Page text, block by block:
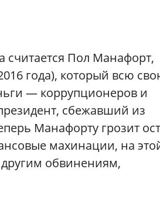
Пол Манафорт,
года), который всю
— коррупционеров и
сбежавший из
Манафорту грозит
махинации, на
другим обвинениям,